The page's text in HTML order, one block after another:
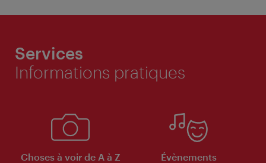
Services
Informations pratiques
Choses à voir de A à Z Évènements